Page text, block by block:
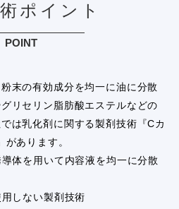
ポイント
POINT
末の有効成分を均一に油に分散
リセリン脂肪酸エステルなどの
は乳化剤に関する製剤技術『Cカ
あります。
体を用いて内容液を均一に分散
しない製剤技術